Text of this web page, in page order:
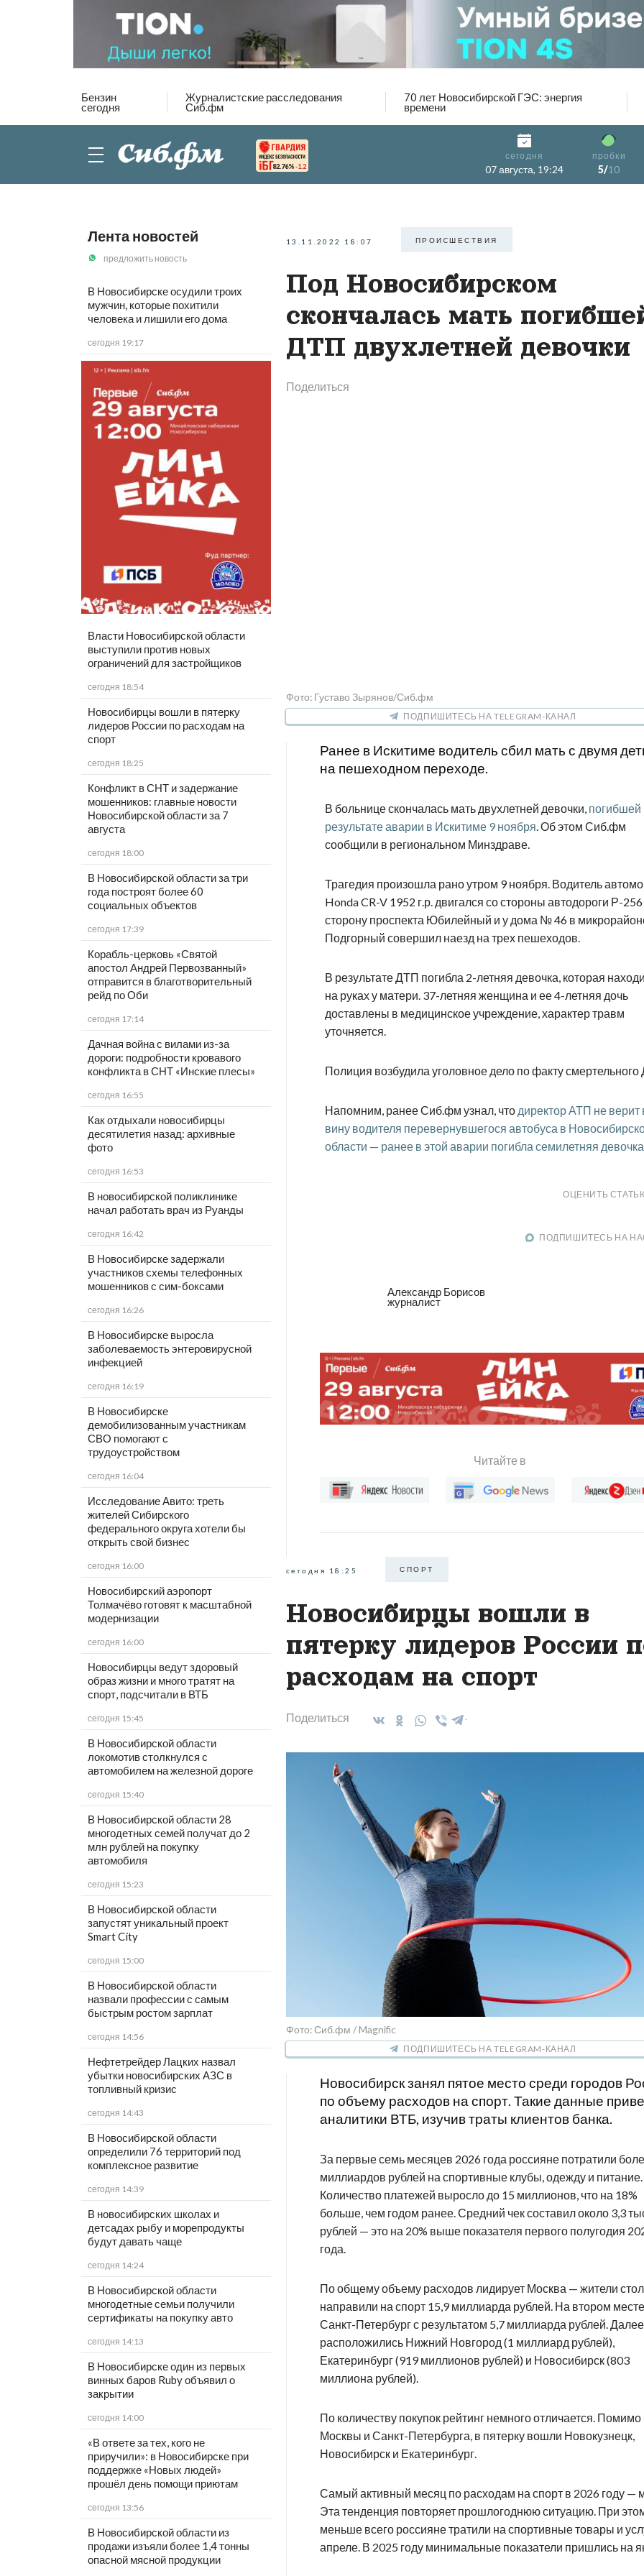
Бензин
сегодня
Журналистские расследования
Сиб.фм
70 лет Новосибирской ГЭС: энергия
времени
82.76% -1.2
сегодня
07 августа, 19:24
пробки
5/10
Лента новостей
предложить новость
В Новосибирске осудили троих
мужчин, которые похитили
человека и лишили его дома
сегодня 19:17
Власти Новосибирской области
выступили против новых
ограничений для застройщиков
сегодня 18:54
Новосибирцы вошли в пятерку
лидеров России по расходам на
спорт
сегодня 18:25
Конфликт в СНТ и задержание
мошенников: главные новости
Новосибирской области за 7
августа
сегодня 18:00
В Новосибирской области за три
года построят более 60
социальных объектов
сегодня 17:39
Корабль-церковь «Святой
апостол Андрей Первозванный»
отправится в благотворительный
рейд по Оби
сегодня 17:14
Дачная война с вилами из-за
дороги: подробности кровавого
конфликта в СНТ «Инские плесы»
сегодня 16:55
Как отдыхали новосибирцы
десятилетия назад: архивные
фото
сегодня 16:53
В новосибирской поликлинике
начал работать врач из Руанды
сегодня 16:42
В Новосибирске задержали
участников схемы телефонных
мошенников с сим-боксами
сегодня 16:26
В Новосибирске выросла
заболеваемость энтеровирусной
инфекцией
сегодня 16:19
В Новосибирске
демобилизованным участникам
СВО помогают с
трудоустройством
сегодня 16:04
Исследование Авито: треть
жителей Сибирского
федерального округа хотели бы
открыть свой бизнес
сегодня 16:00
Новосибирский аэропорт
Толмачёво готовят к масштабной
модернизации
сегодня 16:00
Новосибирцы ведут здоровый
образ жизни и много тратят на
спорт, подсчитали в ВТБ
сегодня 15:45
В Новосибирской области
локомотив столкнулся с
автомобилем на железной дороге
сегодня 15:40
В Новосибирской области 28
многодетных семей получат до 2
млн рублей на покупку
автомобиля
сегодня 15:23
В Новосибирской области
запустят уникальный проект
Smart City
сегодня 15:00
В Новосибирской области
назвали профессии с самым
быстрым ростом зарплат
сегодня 14:56
Нефтетрейдер Лацких назвал
убытки новосибирских АЗС в
топливный кризис
сегодня 14:43
В Новосибирской области
определили 76 территорий под
комплексное развитие
сегодня 14:39
В новосибирских школах и
детсадах рыбу и морепродукты
будут давать чаще
сегодня 14:24
В Новосибирской области
многодетные семьи получили
сертификаты на покупку авто
сегодня 14:13
В Новосибирске один из первых
винных баров Ruby объявил о
закрытии
сегодня 14:00
«В ответе за тех, кого не
приручили»: в Новосибирске при
поддержке «Новых людей»
прошёл день помощи приютам
сегодня 13:56
В Новосибирской области из
продажи изъяли более 1,4 тонны
опасной мясной продукции
13.11.2022 18:07 ПРОИCШЕСТВИЯ
Под Новосибирском
скончалась мать
ДТП двухлетней девочки
Поделиться
Фото: Густаво Зырянов/Сиб.фм
ПОДПИШИТЕСЬ НА TELEGRAM-КАНАЛ
Ранее в Искитиме водитель сбил мать с двумя
на пешеходном переходе.
В больнице скончалась мать двухлетней девочки, погибшей
результате аварии в Искитиме 9 ноября. Об этом Сиб.фм
сообщили в региональном Минздраве.
Трагедия произошла рано утром 9 ноября. Водитель
Honda CR-V 1952 г.р. двигался со стороны автодороги Р-
сторону проспекта Юбилейный и у дома № 46 в
Подгорный совершил наезд на трех пешеходов.
В результате ДТП погибла 2-летняя девочка, которая
на руках у матери. 37-летняя женщина и ее 4-летняя дочь
доставлены в медицинское учреждение, характер травм
уточняется.
Полиция возбудила уголовное дело по факту
Напомним, ранее Сиб.фм узнал, что директор АТП не верит
вину водителя перевернувшегося автобуса в
области — ранее в этой аварии погибла семилетняя
ОЦЕНИТЬ
ПОДПИШИТЕСЬ НА
Александр Борисов
журналист
Читайте в
сегодня 18:25 СПОРТ
Новосибирцы вошли в
пятерку лидеров России
расходам на спорт
Поделиться
Фото: Сиб.фм / Magnific
ПОДПИШИТЕСЬ НА TELEGRAM-КАНАЛ
Новосибирск занял пятое место среди городов
по объему расходов на спорт. Такие данные
аналитики ВТБ, изучив траты клиентов банка.
За первые семь месяцев 2026 года россияне потратили
миллиардов рублей на спортивные клубы, одежду и питание.
Количество платежей выросло до 15 миллионов, что на 18%
больше, чем годом ранее. Средний чек составил около 3,3
рублей — это на 20% выше показателя первого полугодия
года.
По общему объему расходов лидирует Москва — жители
направили на спорт 15,9 миллиарда рублей. На втором месте
Санкт-Петербург с результатом 5,7 миллиарда рублей. Далее
расположились Нижний Новгород (1 миллиард рублей),
Екатеринбург (919 миллионов рублей) и Новосибирск (803
миллиона рублей).
По количеству покупок рейтинг немного отличается. Помимо
Москвы и Санкт-Петербурга, в пятерку вошли Новокузнецк,
Новосибирск и Екатеринбург.
Самый активный месяц по расходам на спорт в 2026 году —
Эта тенденция повторяет прошлогоднюю ситуацию. При
меньше всего россияне тратили на спортивные товары и
апреле. В 2025 году минимальные показатели пришлись на